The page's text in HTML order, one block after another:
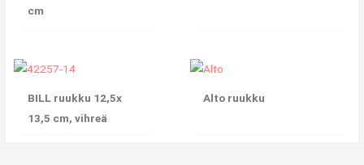
cm
BILL ruukku 12,5x
13,5 cm, vihreä
Alto ruukku